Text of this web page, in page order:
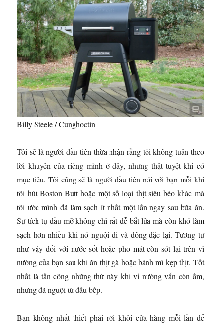
Billy Steele / Cunghoctin
Tôi sẽ là người đầu tiên thừa nhận rằng tôi không tuân theo
lời khuyên của riêng mình ở đây, nhưng thật tuyệt khi có
mục tiêu. Tôi cũng sẽ là người đầu tiên nói với bạn mỗi khi
tôi hút Boston Butt hoặc một số loại thịt siêu béo khác mà
tôi ước mình đã làm sạch ít nhất một lần ngay sau bữa ăn.
Sự tích tụ dầu mỡ không chỉ rất dễ bắt lửa mà còn khó làm
sạch hơn nhiều khi nó nguội đi và đông đặc lại. Tương tự
như vậy đối với nước sốt hoặc pho mát còn sót lại trên vỉ
nướng của bạn sau khi ăn thịt gà hoặc bánh mì kẹp thịt. Tốt
nhất là tấn công những thứ này khi vỉ nướng vẫn còn ấm,
nhưng đã nguội từ đầu bếp.
Bạn không nhất thiết phải rời khỏi cửa hàng mỗi lần để